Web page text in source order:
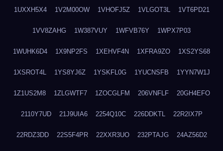
1UXXH5X4 1V2M00OW 1VHOFJ5Z 1VLGOT3L 1VT6PD21
1VV8ZAHG 1W387VUY 1WFVB76Y 1WPX7P03
1WUHK6D4 1X9NP2FS 1XEHVF4N 1XFRA9ZO 1XS2YS68
1XSROT4L 1YS8YJ6Z 1YSKFL0G 1YUCNSFB 1YYN7W1J
1Z1US2M8 1ZLGWTF7 1ZOCGLFM 206VNFLF 20GH4EFO
2110Y7UD 21J9UIA6 2254Q10C 226DDKTL 22R2IX7P
22RDZ3DD 22S5F4PR 22XXR3UO 232PTAJG 24AZ56D2